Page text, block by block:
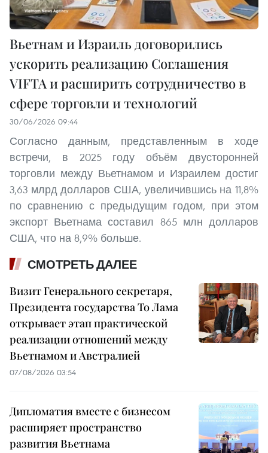
Вьетнам и Израиль договорились
ускорить реализацию Соглашения
VIFTA и расширить сотрудничество в
сфере торговли и технологий
30/06/2026 09:44
Согласно данным, представленным в ходе
встречи, в 2025 году объём двусторонней
торговли между Вьетнамом и Израилем достиг
3,63 млрд долларов США, увеличившись на 11,8%
по сравнению с предыдущим годом, при этом
экспорт Вьетнама составил 865 млн долларов
США, что на 8,9% больше.
СМОТРЕТЬ ДАЛЕЕ
Визит Генерального секретаря,
Президента государства То Лама
открывает этап практической
реализации отношений между
Вьетнамом и Австралией
07/08/2026 03:54
Дипломатия вместе с бизнесом
расширяет пространство
развития Вьетнама